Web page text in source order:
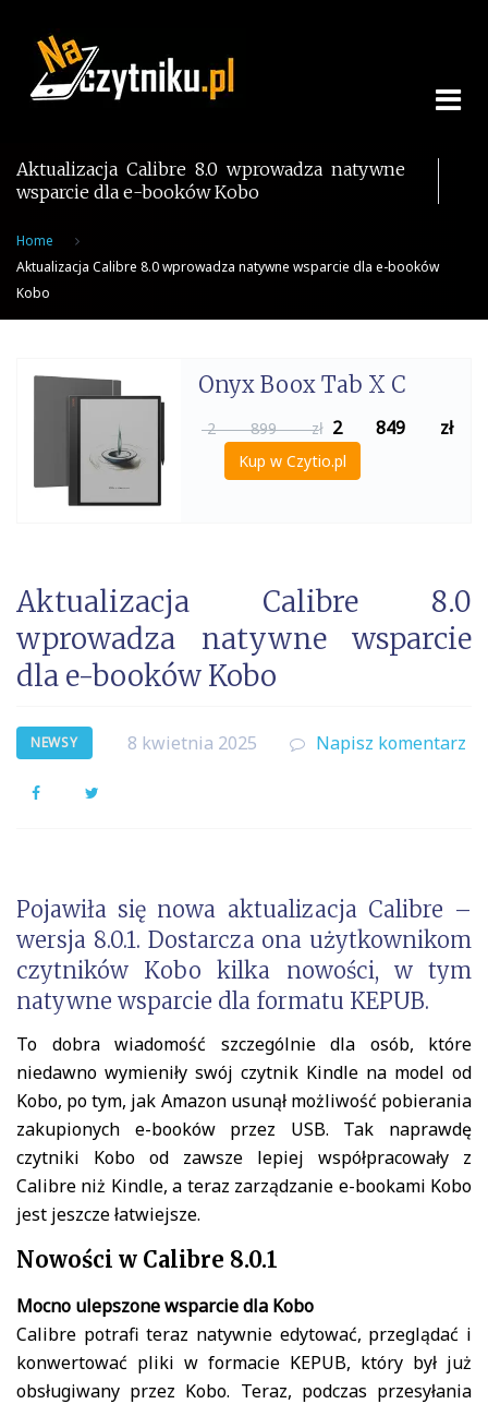
content
Aktualizacja Calibre 8.0 wprowadza natywne
wsparcie dla e-booków Kobo
Home
Aktualizacja Calibre 8.0 wprowadza natywne wsparcie dla e-booków
Kobo
Onyx Boox Tab X C
2 899 zł 2 849 zł
Kup w Czytio.pl
Aktualizacja Calibre 8.0
wprowadza natywne wsparcie
dla e-booków Kobo
NEWSY 8 kwietnia 2025 Napisz komentarz
Facebook
Pojawiła się nowa aktualizacja Calibre –
wersja 8.0.1. Dostarcza ona użytkownikom
czytników Kobo kilka nowości, w tym
natywne wsparcie dla formatu KEPUB.
To dobra wiadomość szczególnie dla osób, które
niedawno wymieniły swój czytnik Kindle na model od
Kobo, po tym, jak Amazon usunął możliwość pobierania
zakupionych e-booków przez USB. Tak naprawdę
czytniki Kobo od zawsze lepiej współpracowały z
Calibre niż Kindle, a teraz zarządzanie e-bookami Kobo
jest jeszcze łatwiejsze.
Nowości w Calibre 8.0.1
Mocno ulepszone wsparcie dla Kobo
Calibre potrafi teraz natywnie edytować, przeglądać i
konwertować pliki w formacie KEPUB, który był już
obsługiwany przez Kobo. Teraz, podczas przesyłania